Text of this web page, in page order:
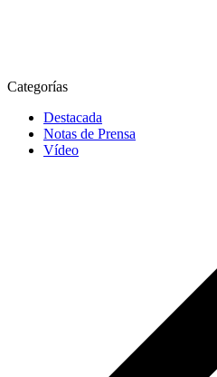
Categorías
Destacada
Notas de Prensa
Vídeo